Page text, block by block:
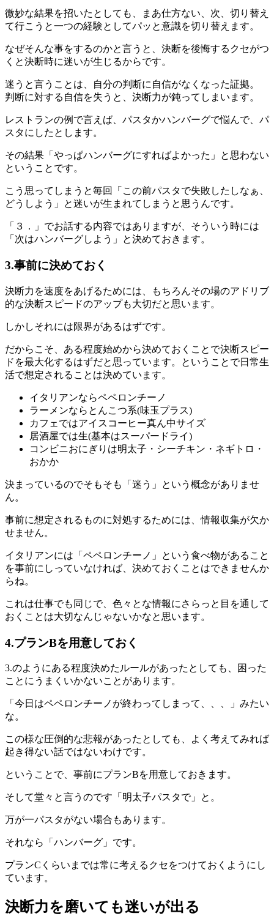
微妙な結果を招いたとしても、まあ仕方ない、次、切り替え
て行こうと一つの経験としてパッと意識を切り替えます。
なぜそんな事をするのかと言うと、決断を後悔するクセがつ
くと決断時に迷いが生じるからです。
迷うと言うことは、自分の判断に自信がなくなった証拠。
判断に対する自信を失うと、決断力が鈍ってしまいます。
レストランの例で言えば、パスタかハンバーグで悩んで、パ
スタにしたとします。
その結果「やっぱハンバーグにすればよかった」と思わない
ということです。
こう思ってしまうと毎回「この前パスタで失敗したしなぁ、
どうしよう」と迷いが生まれてしまうと思うんです。
「３．」でお話する内容ではありますが、そういう時には
「次はハンバーグしよう」と決めておきます。
3.事前に決めておく
決断力を速度をあげるためには、もちろんその場のアドリブ
的な決断スピードのアップも大切だと思います。
しかしそれには限界があるはずです。
だからこそ、ある程度始めから決めておくことで決断スピー
ドを最大化するはずだと思っています。ということで日常生
活で想定されることは決めています。
イタリアンならペペロンチーノ
ラーメンならとんこつ系(味玉プラス)
カフェではアイスコーヒー真ん中サイズ
居酒屋では生(基本はスーパードライ)
コンビニおにぎりは明太子・シーチキン・ネギトロ・
おかか
決まっているのでそもそも「迷う」という概念がありませ
ん。
事前に想定されるものに対処するためには、情報収集が欠か
せません。
イタリアンには「ペペロンチーノ」という食べ物があること
を事前にしっていなければ、決めておくことはできませんか
らね。
これは仕事でも同じで、色々とな情報にさらっと目を通して
おくことは大切なんじゃないかなと思います。
4.プランBを用意しておく
3.のようにある程度決めたルールがあったとしても、困った
ことにうまくいかないことがあります。
「今日はペペロンチーノが終わってしまって、、、」みたい
な。
この様な圧倒的な悲報があったとしても、よく考えてみれば
起き得ない話ではないわけです。
ということで、事前にプランBを用意しておきます。
そして堂々と言うのです「明太子パスタで」と。
万が一パスタがない場合もあります。
それなら「ハンバーグ」です。
プランCくらいまでは常に考えるクセをつけておくようにし
ています。
決断力を磨いても迷いが出る